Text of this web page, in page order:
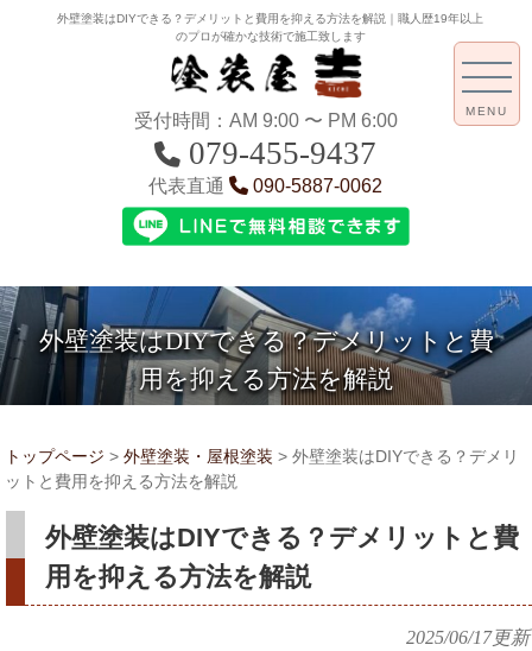
外壁塗装はDIYできる？デメリットと費用を抑える方法を解説｜職人歴19年以上
のプロが確かな技術で施工致します
受付時間：AM 9:00 〜 PM 6:00
079-455-9437
代表直通 090-5887-0062
外壁塗装はDIYできる？デメリットと費
用を抑える方法を解説
MENU
トップページ > 外壁塗装・屋根塗装 > 外壁塗装はDIYできる？デメリ
ットと費用を抑える方法を解説
外壁塗装はDIYできる？デメリットと費
用を抑える方法を解説
2025/06/17更新